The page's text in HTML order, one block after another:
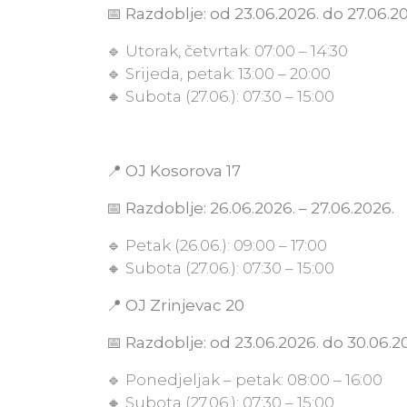
📅 Razdoblje: od 23.06.2026. do
🔹 Utorak, četvrtak: 07:00 – 14:30
🔹 Srijeda, petak: 13:00 – 20:00
🔸 Subota (27.06.): 07:30 – 15:00
📍 OJ Kosorova 17
📅 Razdoblje: 26.06.2026. – 27.06.2026.
🔹 Petak (26.06.): 09:00 – 17:00
🔸 Subota (27.06.): 07:30 – 15:00
📍 OJ Zrinjevac 20
📅 Razdoblje: od 23.06.2026. do
🔹 Ponedjeljak – petak: 08:00 – 16:00
🔸 Subota (27.06.): 07:30 – 15:00